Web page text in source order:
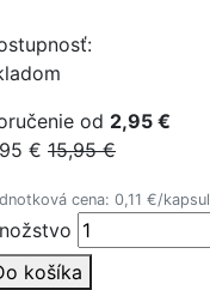
od 2,95 €
€ 15,95 €
cena: 0,11 €/
košíka